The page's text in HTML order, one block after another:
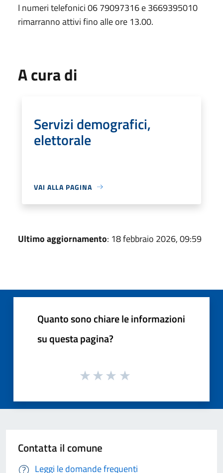
I numeri telefonici 06 79097316 e 3669395010
rimarranno attivi fino alle ore 13.00.
A cura di
Servizi demografici,
elettorale
VAI ALLA PAGINA
Ultimo aggiornamento: 18 febbraio 2026, 09:59
Quanto sono chiare le informazioni
su questa pagina?
Contatta il comune
Leggi le domande frequenti